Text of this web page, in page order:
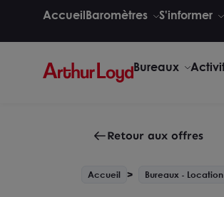
AccueilBaromètres S'informer
Bureaux
Retour aux offres
Accueil Bureaux - Location